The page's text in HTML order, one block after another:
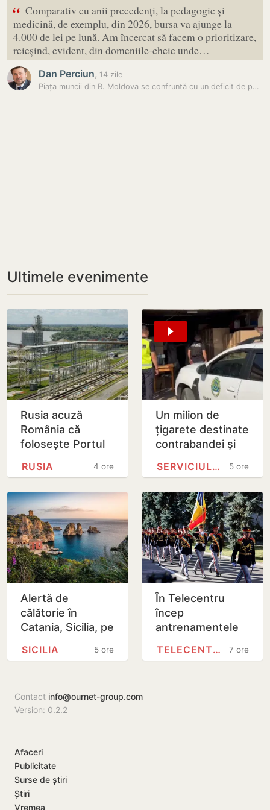
“ Comparativ cu anii precedenți, la pedagogie și
medicină, de exemplu, din 2026, bursa va ajunge la
4.000 de lei pe lună. Am încercat să facem o prioritizare,
reieșind, evident, din domeniile-cheie unde…
Dan Perciun, 14 zile
Piața muncii din R. Moldova se confruntă cu un deficit de personal în…
Ultimele evenimente
Rusia acuză
România că
folosește Portul
pentru arme către
sprijinul…
4 ore
RUSIA
Un milion de
țigarete destinate
contrabandei și
ridicate după
5 ore
SERVICIULUI VAMAL
Alertă de
călătorie în
Catania, Sicilia, pe
eruptive a
5 ore
SICILIA
În Telecentru
încep
antrenamentele
Militară
7 ore
TELECENTRU
Contact info@ournet-group.com
Version: 0.2.2
Afaceri
Publicitate
Surse de știri
Știri
Vremea